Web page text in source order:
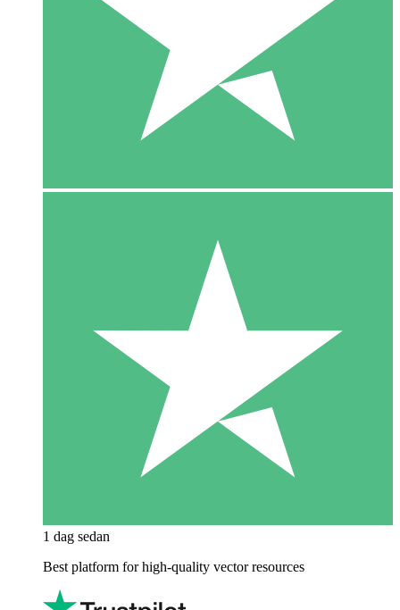
1 dag sedan
Best platform for high-quality vector resources